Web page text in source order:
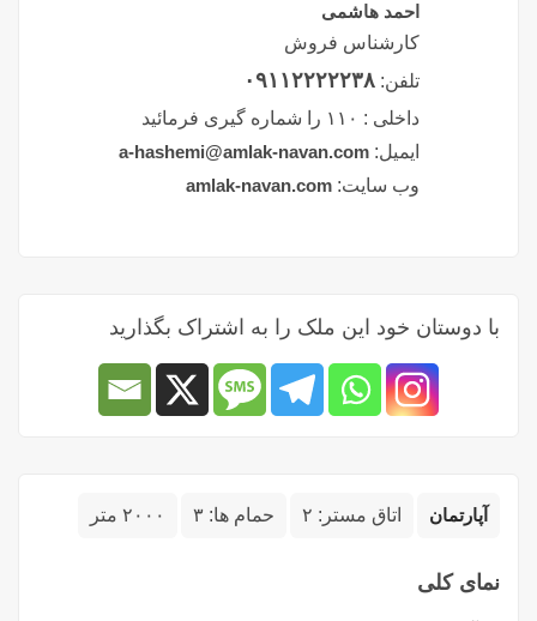
آپارتمان اتاق مستر: ۲ حمام ها: ۳ ۲۰۰۰ متر
نمای کلی
احمد هاشمی
کارشناس فروش
تلفن: ۰۹۱۱۲۲۲۲۲۳۸
داخلی : ۱۱۰ را شماره گیری فرمائید
ایمیل: a-hashemi@amlak-navan.com
وب سایت: amlak-navan.com
با دوستان خود این ملک را به اشتراک بگذارید